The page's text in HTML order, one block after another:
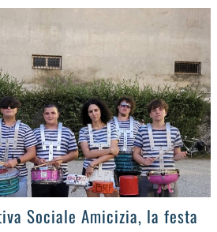
Sociale Amicizia, la festa